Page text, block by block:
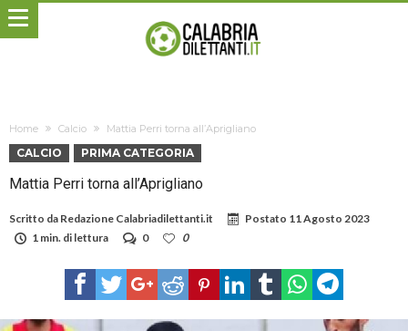
Home Calcio Mattia Perri torna all’Aprigliano
CALCIO PRIMA CATEGORIA
Mattia Perri torna all’Aprigliano
Scritto da Redazione Calabriadilettanti.it Postato 11 Agosto 2023
1 min. di lettura
0 0